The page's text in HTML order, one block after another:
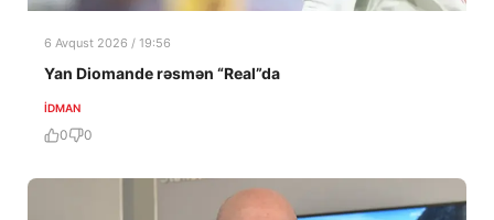
6 Avqust 2026 / 19:56
Yan Diomande rəsmən “Real”da
İDMAN
0 0